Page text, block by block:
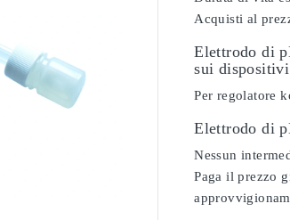
Acquisti al
Elettrodo di
sui
Per regolatore
Elettrodo di
Nessun
Paga il prezzo